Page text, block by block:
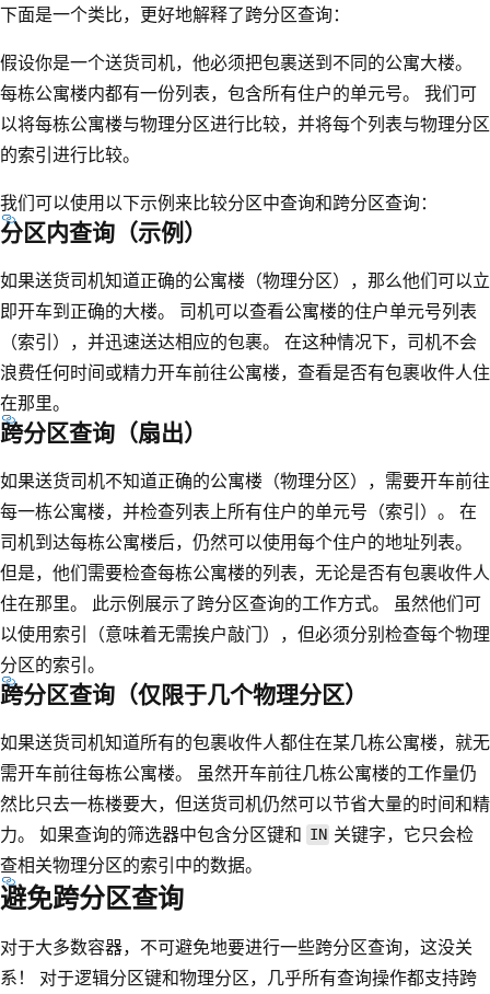
下面是一个类比，更好地解释了跨分区查询：
假设你是一个送货司机，他必须把包裹送到不同的公寓大楼。
每栋公寓楼内都有一份列表，包含所有住户的单元号。 我们可
以将每栋公寓楼与物理分区进行比较，并将每个列表与物理分区
的索引进行比较。
我们可以使用以下示例来比较分区中查询和跨分区查询：
分区内查询（示例）
如果送货司机知道正确的公寓楼（物理分区），那么他们可以立
即开车到正确的大楼。 司机可以查看公寓楼的住户单元号列表
（索引），并迅速送达相应的包裹。 在这种情况下，司机不会
浪费任何时间或精力开车前往公寓楼，查看是否有包裹收件人住
在那里。
跨分区查询（扇出）
如果送货司机不知道正确的公寓楼（物理分区），需要开车前往
每一栋公寓楼，并检查列表上所有住户的单元号（索引）。 在
司机到达每栋公寓楼后，仍然可以使用每个住户的地址列表。
但是，他们需要检查每栋公寓楼的列表，无论是否有包裹收件人
住在那里。 此示例展示了跨分区查询的工作方式。 虽然他们可
以使用索引（意味着无需挨户敲门），但必须分别检查每个物理
分区的索引。
跨分区查询（仅限于几个物理分区）
如果送货司机知道所有的包裹收件人都住在某几栋公寓楼，就无
需开车前往每栋公寓楼。 虽然开车前往几栋公寓楼的工作量仍
然比只去一栋楼要大，但送货司机仍然可以节省大量的时间和精
力。 如果查询的筛选器中包含分区键和 IN 关键字，它只会检
查相关物理分区的索引中的数据。
避免跨分区查询
对于大多数容器，不可避免地要进行一些跨分区查询，这没关
系！ 对于逻辑分区键和物理分区，几乎所有查询操作都支持跨